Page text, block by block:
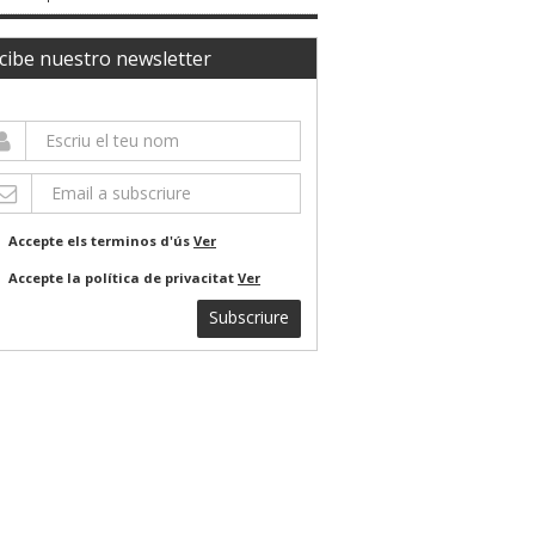
nuestro newsletter
Accepte els terminos d'ús Ver
Accepte la política de privacitat Ver
Subscriure